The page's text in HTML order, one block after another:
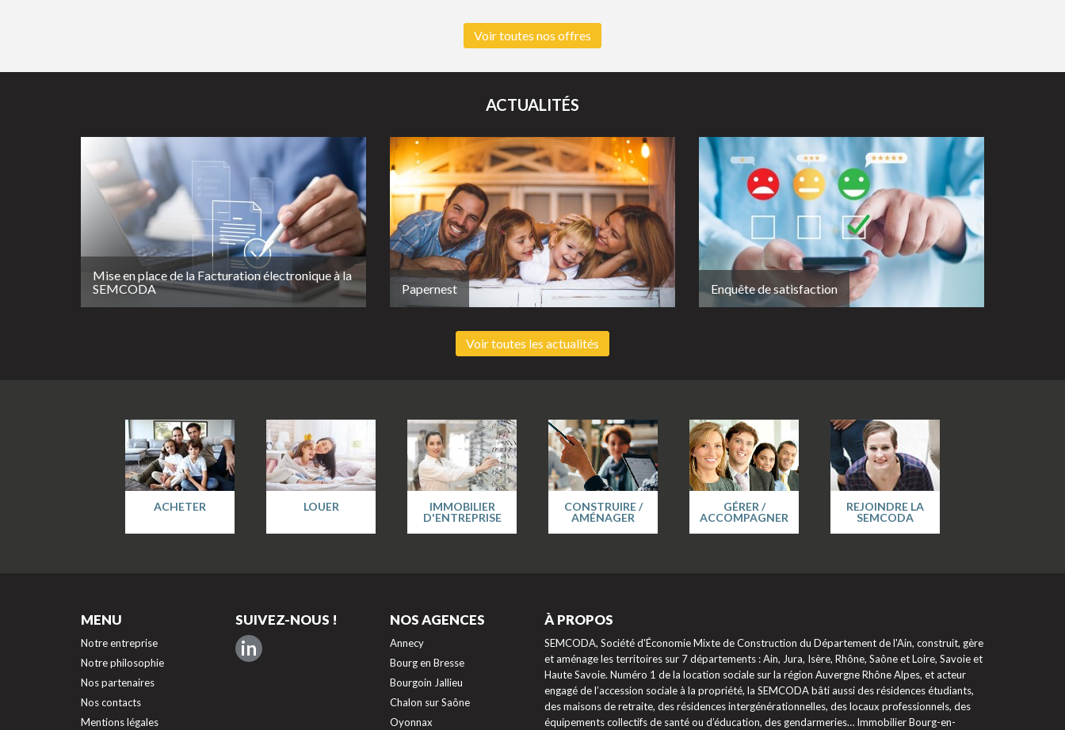
Voir toutes nos offres
ACTUALITÉS
Mise en place de la Facturation électronique à la
SEMCODA
Papernest Enquête de satisfaction
Voir toutes les actualités
ACHETER LOUER
IMMOBILIER
D'ENTREPRISE
CONSTRUIRE /
AMÉNAGER
GÉRER /
ACCOMPAGNER
REJOINDRE LA
SEMCODA
MENU
Notre entreprise
Notre philosophie
Nos partenaires
Nos contacts
Mentions légales
SUIVEZ-NOUS !
in
NOS AGENCES
Annecy
Bourg en Bresse
Bourgoin Jallieu
Chalon sur Saône
Oyonnax
À PROPOS
SEMCODA, Société d'Économie Mixte de Construction du Département de l'Ain, construit, gère
et aménage les territoires sur 7 départements : Ain, Jura, Isère, Rhône, Saône et Loire, Savoie et
Haute Savoie. Numéro 1 de la location sociale sur la région Auvergne Rhône Alpes, et acteur
engagé de l’accession sociale à la propriété, la SEMCODA bâti aussi des résidences étudiants,
des maisons de retraite, des résidences intergénérationnelles, des locaux professionnels, des
équipements collectifs de santé ou d’éducation, des gendarmeries… Immobilier Bourg-en-